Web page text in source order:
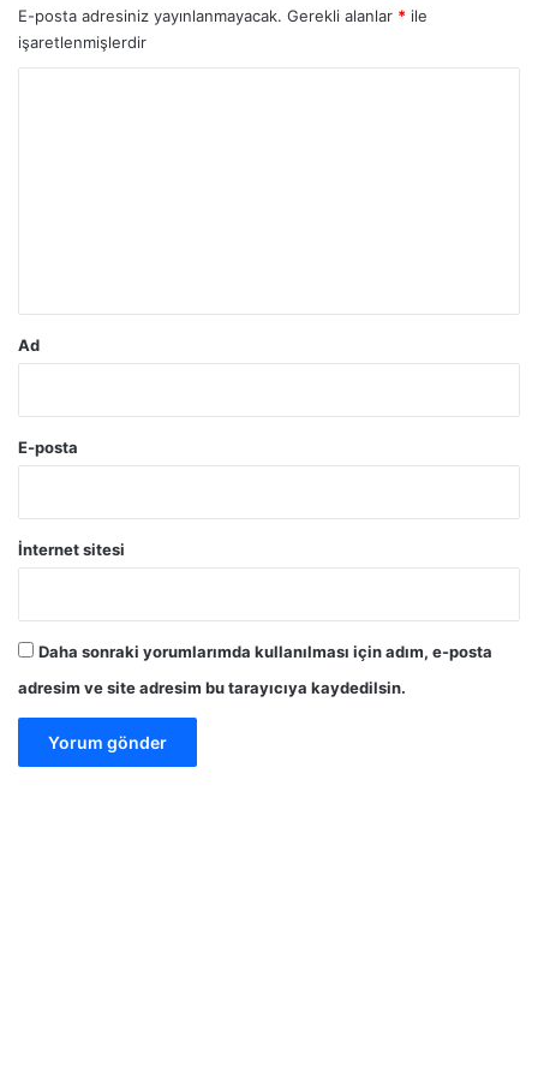
E-posta adresiniz yayınlanmayacak. Gerekli alanlar * ile
işaretlenmişlerdir
Ad
E-posta
İnternet sitesi
Daha sonraki yorumlarımda kullanılması için adım, e-posta
adresim ve site adresim bu tarayıcıya kaydedilsin.